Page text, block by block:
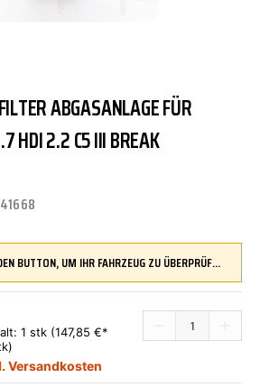
ABGASANLAGE FÜR C
HDI 2.2 C5 III BREAK
DRÜCKEN SIE AUF DEN BUTTON, UM IHR FAHRZEUG ZU ÜBERPRÜFEN UND SICHERZUSTELLEN, DASS DIESES TEIL KOMPATIBEL IST, BEVOR SIE ES BESTELLEN
1 stk (147,85 €*
Versandkosten